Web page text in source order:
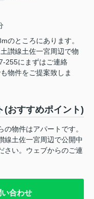
のところにあります。
讃線土佐一宮周辺で物
255にまずはご連絡
物件をご提案致しま
(おすすめポイント)
物件はアパートです。
線土佐一宮周辺で公開中
さい。ウェブからのご連
合わせ